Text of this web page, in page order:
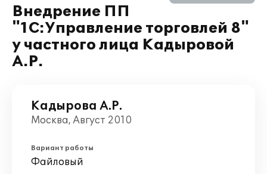
Внедрение ПП
"1C:Управление торговлей 8"
у частного лица Кадыровой
А.Р.
Кадырова А.Р.
Москва, Август 2010
Вариант работы
Файловый